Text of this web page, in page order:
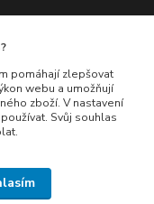
pomáhají zlepšovat
webu a umožňují
zboží. V nastavení
Svůj souhlas